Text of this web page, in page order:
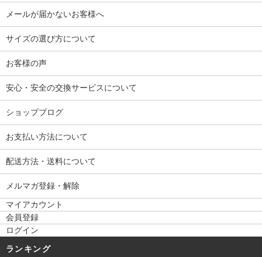
メールが届かないお客様へ
サイズの選び方について
お客様の声
安心・安全の交換サービスについて
ショップブログ
お支払い方法について
配送方法・送料について
メルマガ登録・解除
マイアカウント
会員登録
ログイン
ランキング